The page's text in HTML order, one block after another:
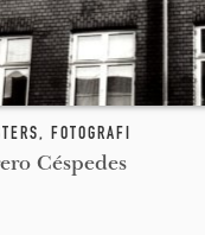
, FOTOGRAFI
Céspedes